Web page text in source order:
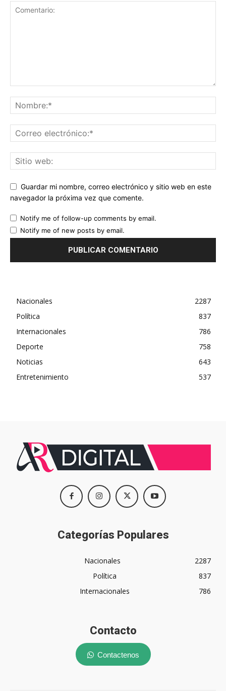
Guardar mi nombre, correo electrónico y sitio web en este
navegador la próxima vez que comente.
Notify me of follow-up comments by email.
Notify me of new posts by email.
Nacionales
2287
Política
837
Internacionales
786
Deporte
758
Noticias
643
Entretenimiento
537
Categorías Populares
Nacionales
2287
Política
837
Internacionales
786
Contacto
Contactenos